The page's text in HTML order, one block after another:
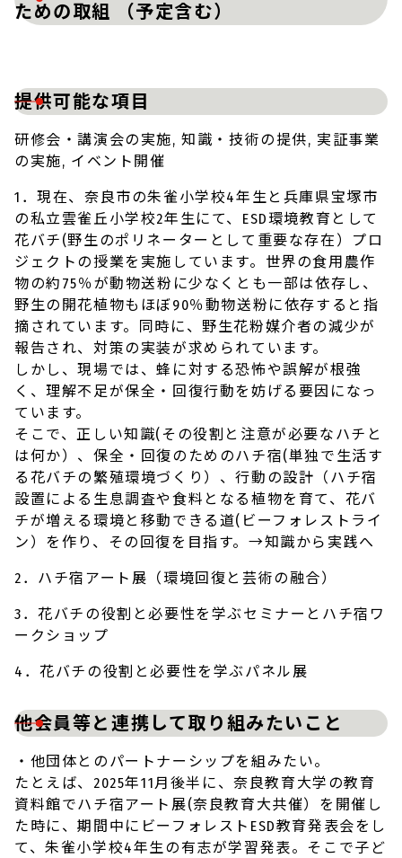
ための取組 （予定含む）
提供可能な項目
研修会・講演会の実施, 知識・技術の提供, 実証事業
の実施, イベント開催
1．現在、奈良市の朱雀小学校4年生と兵庫県宝塚市
の私立雲雀丘小学校2年生にて、ESD環境教育として
花バチ(野生のポリネーターとして重要な存在）プロ
ジェクトの授業を実施しています。世界の食用農作
物の約75％が動物送粉に少なくとも一部は依存し、
野生の開花植物もほぼ90％動物送粉に依存すると指
摘されています。同時に、野生花粉媒介者の減少が
報告され、対策の実装が求められています。
しかし、現場では、蜂に対する恐怖や誤解が根強
く、理解不足が保全・回復行動を妨げる要因になっ
ています。
そこで、正しい知識(その役割と注意が必要なハチと
は何か）、保全・回復のためのハチ宿(単独で生活す
る花バチの繁殖環境づくり）、行動の設計（ハチ宿
設置による生息調査や食料となる植物を育て、花バ
チが増える環境と移動できる道(ビーフォレストライ
ン）を作り、その回復を目指す。→知識から実践へ
2．ハチ宿アート展（環境回復と芸術の融合）
3．花バチの役割と必要性を学ぶセミナーとハチ宿ワ
ークショップ
4．花バチの役割と必要性を学ぶパネル展
他会員等と連携して取り組みたいこと
・他団体とのパートナーシップを組みたい。
たとえば、2025年11月後半に、奈良教育大学の教育
資料館でハチ宿アート展(奈良教育大共催）を開催し
た時に、期間中にビーフォレストESD教育発表会をし
て、朱雀小学校4年生の有志が学習発表。そこで子ど